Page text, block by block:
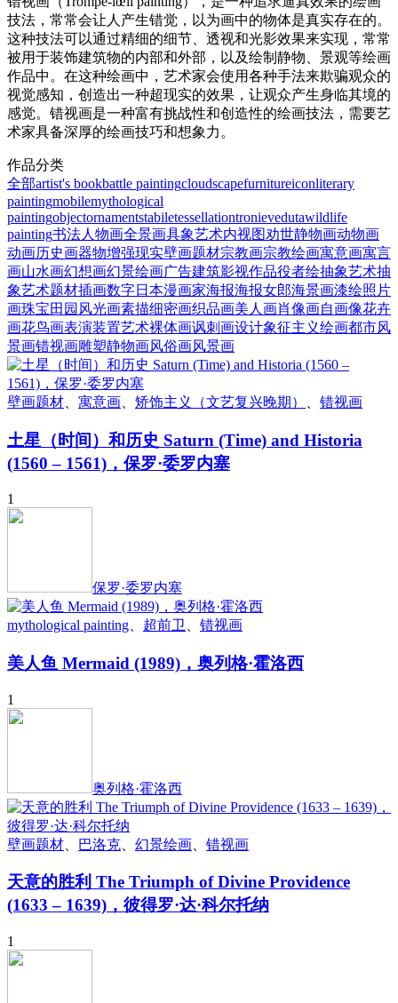
技法，常常会让人产生错觉，以为画中的物体是真实存在的。
这种技法可以通过精细的细节、透视和光影效果来实现，常常
被用于装饰建筑物的内部和外部，以及绘制静物、景观等绘画
作品中。在这种绘画中，艺术家会使用各种手法来欺骗观众的
视觉感知，创造出一种超现实的效果，让观众产生身临其境的
感觉。错视画是一种富有挑战性和创造性的绘画技法，需要艺
术家具备深厚的绘画技巧和想象力。
作品分类
全部artist's bookbattle paintingcloudscapefurnitureiconliterary
paintingmobilemythological
paintingobjectornamentstabiletessellationtronievedutawildlife
painting书法人物画全景画具象艺术内视图劝世静物画动物画
动画历史画器物增强现实壁画题材宗教画宗教绘画寓意画寓言
画山水画幻想画幻景绘画广告建筑影视作品役者绘抽象艺术抽
象艺术题材插画数字日本漫画家海报海报女郎海景画漆绘照片
画珠宝田园风光画素描细密画织品画美人画肖像画自画像花卉
画花鸟画表演装置艺术裸体画讽刺画设计象征主义绘画都市风
景画错视画雕塑静物画风俗画风景画
壁画题材 寓意画 矫饰主义（文艺复兴晚期） 错视画
土星（时间）和历史 Saturn (Time) and Historia
(1560 – 1561)，保罗·委罗内塞
1
保罗·委罗内塞
mythological painting 超前卫 错视画
美人鱼 Mermaid (1989)，奥列格·霍洛西
1
奥列格·霍洛西
壁画题材 巴洛克 幻景绘画 错视画
天意的胜利 The Triumph of Divine Providence
(1633 – 1639)，彼得罗·达·科尔托纳
1